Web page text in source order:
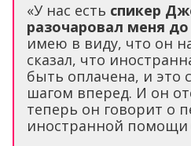
«У нас есть спикер
разочаровал меня
имею в виду, что он
сказал, что
быть оплачена, и это
шагом вперед. И он
теперь он говорит о
иностранной помощи